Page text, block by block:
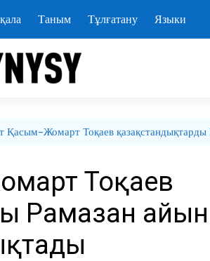
Таным Тұлғатану Языки
Қасым-Жомарт Тоқаев
Тоқаев
Рамазан